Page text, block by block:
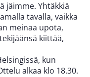
jäimme. Yhtäkkiä
tavalla, vaikka
meinaa upota,
kiittää,
kun
alkaa klo 18.30.